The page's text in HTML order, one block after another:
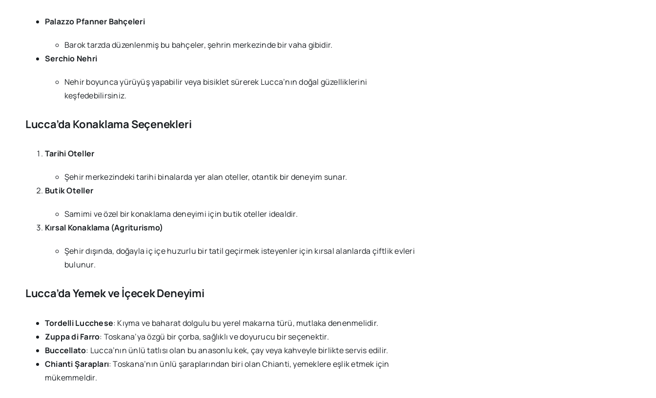
Palazzo Pfanner Bahçeleri
Barok tarzda düzenlenmiş bu bahçeler, şehrin merkezinde bir vaha gibidir.
Serchio Nehri
Nehir boyunca yürüyüş yapabilir veya bisiklet sürerek Lucca’nın doğal güzelliklerini
keşfedebilirsiniz.
Lucca’da Konaklama Seçenekleri
Tarihi Oteller
Şehir merkezindeki tarihi binalarda yer alan oteller, otantik bir deneyim sunar.
Butik Oteller
Samimi ve özel bir konaklama deneyimi için butik oteller idealdir.
Kırsal Konaklama (Agriturismo)
Şehir dışında, doğayla iç içe huzurlu bir tatil geçirmek isteyenler için kırsal alanlarda çiftlik evleri
bulunur.
Lucca’da Yemek ve İçecek Deneyimi
Tordelli Lucchese: Kıyma ve baharat dolgulu bu yerel makarna türü, mutlaka denenmelidir.
Zuppa di Farro: Toskana’ya özgü bir çorba, sağlıklı ve doyurucu bir seçenektir.
Buccellato: Lucca’nın ünlü tatlısı olan bu anasonlu kek, çay veya kahveyle birlikte servis edilir.
Chianti Şarapları: Toskana’nın ünlü şaraplarından biri olan Chianti, yemeklere eşlik etmek için
mükemmeldir.